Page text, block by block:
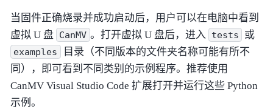
当固件正确烧录并成功启动后，用户可以在电脑中看到
虚拟 U 盘 CanMV 。打开虚拟 U 盘后，进入 tests 或
examples
目录（不同版本的文件夹名称可能有所不
同），即可看到不同类别的示例程序。推荐使用
CanMV Visual Studio Code 扩展打开并运行这些 Python
示例。